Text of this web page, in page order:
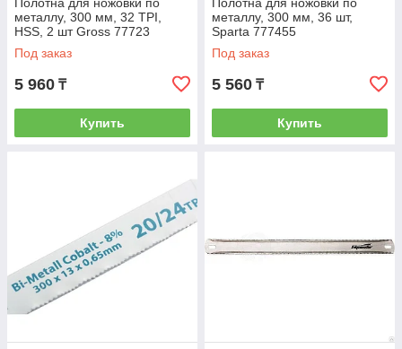
металлу, 300 мм, 32 TPI,
HSS, 2 шт Gross 77723
Под заказ
5 960 ₸
Купить
металлу, 300 мм, 36 шт,
Sparta 777455
Под заказ
5 560 ₸
Купить